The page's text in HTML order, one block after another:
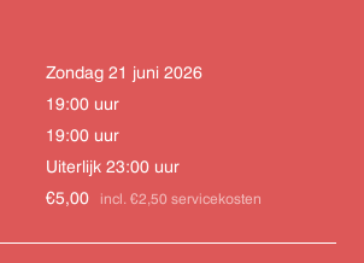
zondag 21 juni 2026
19:00 uur
19:00 uur
Uiterlijk 23:00 uur
€5,00 incl. €2,50 servicekosten